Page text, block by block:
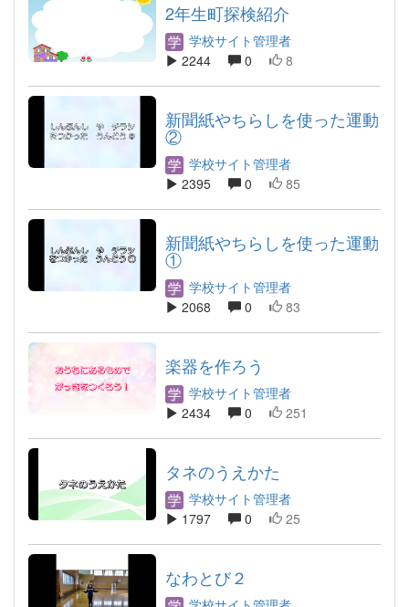
2年生町探検紹介
学校サイト管理者
2244
0 8
新聞紙やちらしを使った運動
②
学校サイト管理者
2395
0 85
新聞紙やちらしを使った運動
①
学校サイト管理者
2068
0 83
楽器を作ろう
学校サイト管理者
2434
0 251
タネのうえかた
学校サイト管理者
1797
0 25
なわとび２